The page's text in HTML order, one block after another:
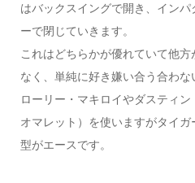
はバックスイングで開き、イン
ーで閉じていきます。
これはどちらかが優れていて他
なく、単純に好き嫌い合う合わな
ローリー・マキロイやダスティ
オマレット）を使いますがタイ
型がエースです。